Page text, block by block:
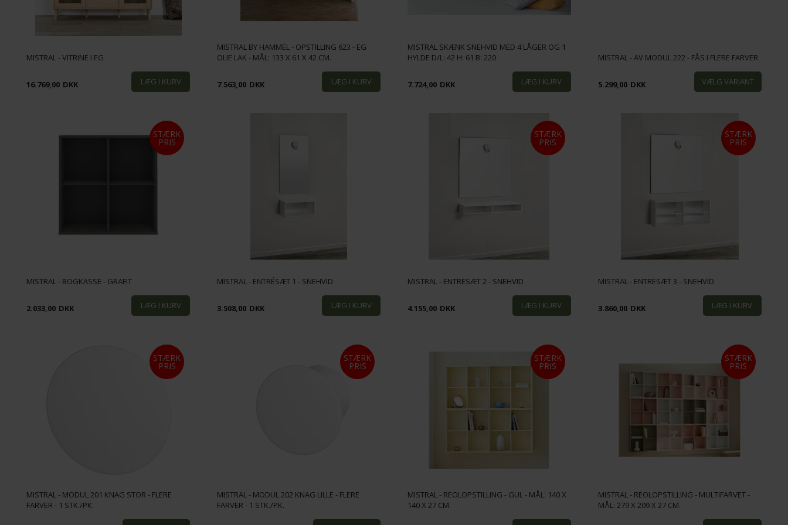
MISTRAL - VITRINE I EG
16.769,00 DKK
MISTRAL BY HAMMEL - OPSTILLING 623 - EG
OLIE LAK - MÅL: 133 X 61 X 42 CM.
7.563,00 DKK
MISTRAL SKÆNK SNEHVID MED 4 LÅGER OG 1
HYLDE D/L: 42 H: 61 B: 220
7.724,00 DKK
MISTRAL - AV MODUL 222 - FÅS I FLERE FARVER
5.299,00 DKK
STÆRK
PRIS
MISTRAL - BOGKASSE - GRAFIT
2.033,00 DKK
MISTRAL - ENTRÉSÆT 1 - SNEHVID
3.508,00 DKK
STÆRK
PRIS
MISTRAL - ENTRESÆT 2 - SNEHVID
4.155,00 DKK
STÆRK
PRIS
MISTRAL - ENTRESÆT 3 - SNEHVID
3.860,00 DKK
STÆRK
PRIS
MISTRAL - MODUL 201 KNAG STOR - FLERE
FARVER - 1 STK./PK.
STÆRK
PRIS
MISTRAL - MODUL 202 KNAG LILLE - FLERE
FARVER - 1 STK./PK.
STÆRK
PRIS
MISTRAL - REOLOPSTILLING - GUL - MÅL: 140 X
140 X 27 CM.
STÆRK
PRIS
MISTRAL - REOLOPSTILLING - MULTIFARVET -
MÅL: 279 X 209 X 27 CM.